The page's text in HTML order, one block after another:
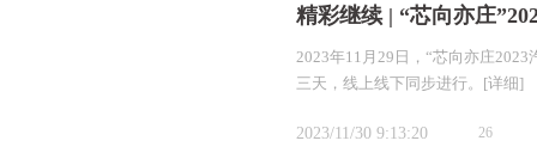
精彩继续 | “芯向亦庄
2023年11月29日，“芯向亦庄
三天，线上线下同步进行。 [详细]
2023/11/30 9:13:20 26